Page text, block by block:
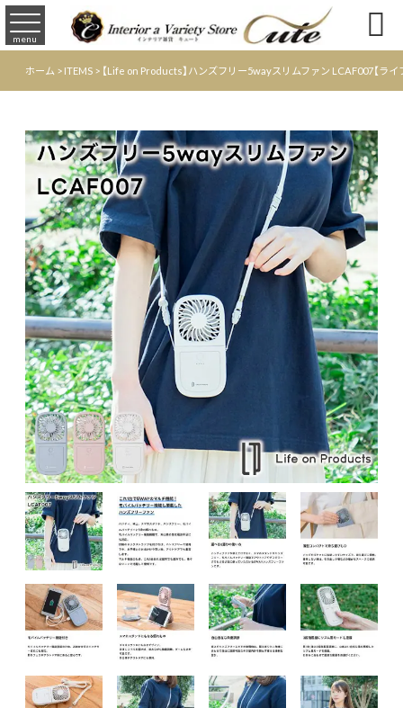
menu 
ホーム >ITEMS > 【Life on Products】ハンズフリー5wayスリムファン LCAF007【ラ